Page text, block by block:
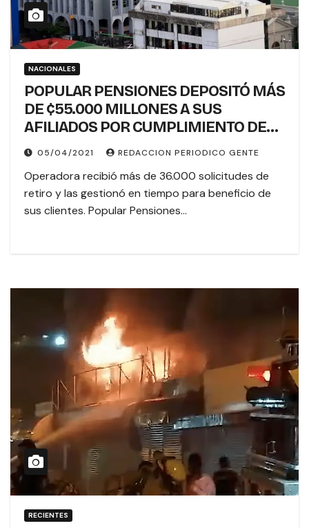
NACIONALES
POPULAR PENSIONES DEPOSITÓ MÁS
DE ¢55.000 MILLONES A SUS
AFILIADOS POR CUMPLIMIENTO DEL
QUINQUENIO
05/04/2021 REDACCION PERIODICO GENTE
Operadora recibió más de 36.000 solicitudes de
retiro y las gestionó en tiempo para beneficio de
sus clientes. Popular Pensiones…
RECIENTES